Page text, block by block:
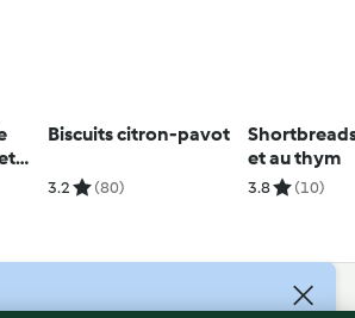
Biscuits citron-pavot
3.2 (80)
et au thym
3.8 (10)